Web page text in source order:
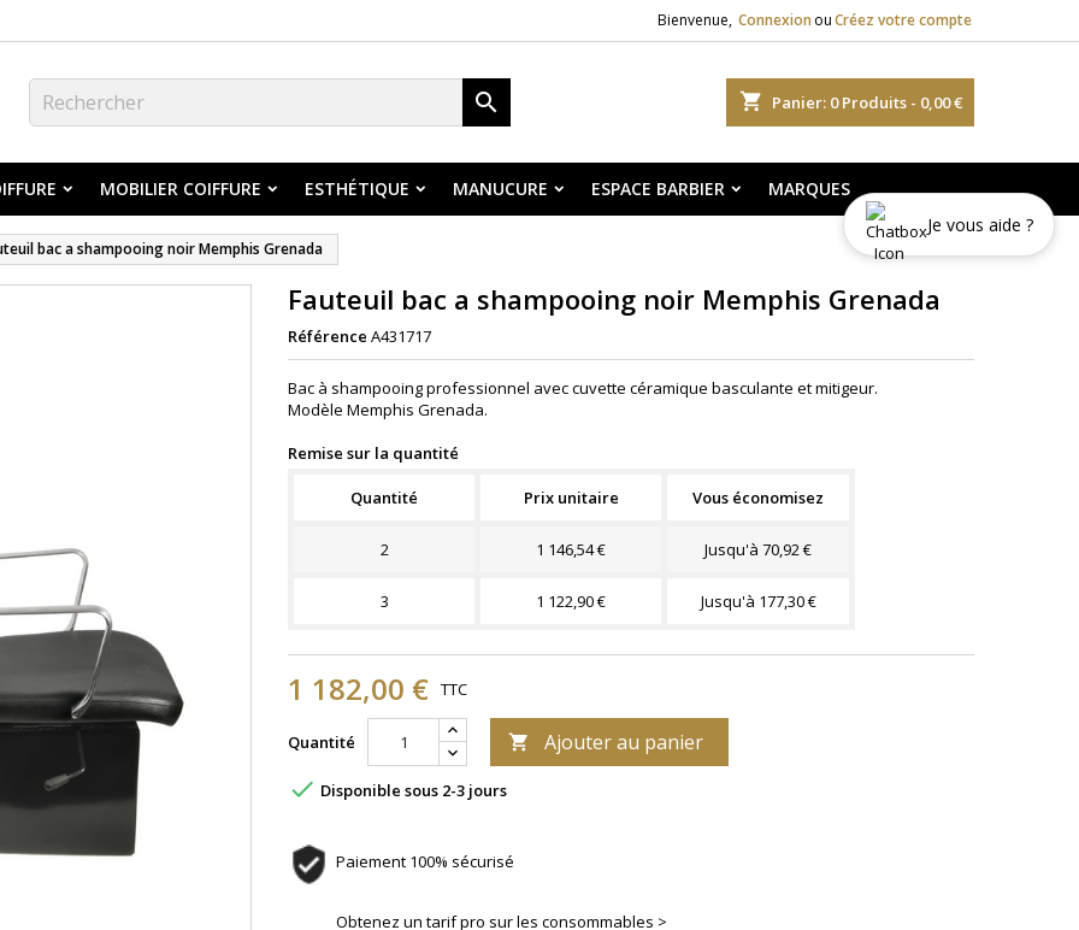
Bienvenue, Connexion ouCréez votre compte
shopping_cart Panier: 0Produits - 0,00 €

MOBILIER COIFFURE ESTHÉTIQUE MANUCURE ESPACE BARBIER MARQUES
bac a shampooing noir Memphis Grenada
Fauteuil bac a shampooing noir Memphis Grenada
Référence A431717
Bac à shampooing professionnel avec cuvette céramique basculante et mitigeur.
Modèle Memphis Grenada.
Remise sur la quantité
Quantité Prix unitaire Vous économisez
2 1 146,54 € Jusqu'à 70,92 €
3 1 122,90 € Jusqu'à 177,30 €
1 182,00 € TTC
Quantité  Ajouter au panier
 Disponible sous 2-3 jours
Paiement 100% sécurisé
Obtenez un tarif pro sur les consommables >
Je vous aide ?